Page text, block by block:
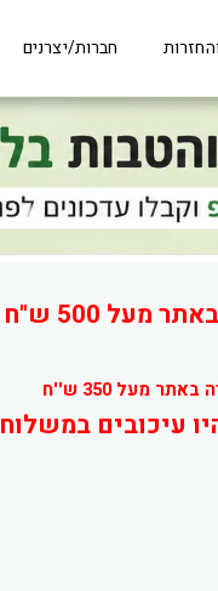
500 ש"ח
מעל 350 ש''ח
עיכובים
חברות/יצרנים